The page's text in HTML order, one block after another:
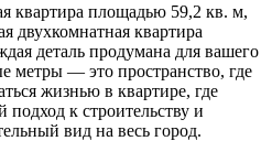
квартира площадью 59,2 кв. м,
двухкомнатная квартира
деталь продумана для вашего
метры — это пространство, где
жизнью в квартире, где
к строительству и
вид на весь город.